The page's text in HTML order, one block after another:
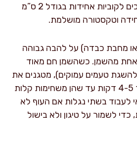
את חזה העוף חותכים לקוביות אחידות בגודל 2 ס”מ
וטקסטורה מושלמת.
מחבת כבדה) על להבה גבוהה
אחת מהשמן. כשהשמן חם מאוד
טעמים עמוקים), מטגנים את
קוביות העוף במשך 4-5 דקות עד שהן משחימות קלות
לעבוד בשתי נגלות אם העוף לא
לשמור על טיגון ולא בישול